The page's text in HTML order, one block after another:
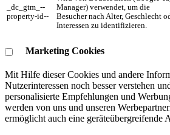
_dc_gtm_--
property-id--
Manager) verwendet, um die
Besucher nach Alter, Geschlecht
Interessen zu identifizieren.
Marketing Cookies
Mit Hilfe dieser Cookies und andere
Nutzerinteressen noch besser verstehen
personalisierte Empfehlungen und
werden von uns und unseren
ermöglicht auch eine geräteübergreifende